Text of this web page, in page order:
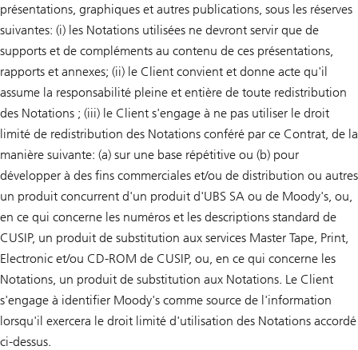
présentations, graphiques et autres publications, sous les réserves
suivantes: (i) les Notations utilisées ne devront servir que de
supports et de compléments au contenu de ces présentations,
rapports et annexes; (ii) le Client convient et donne acte qu'il
assume la responsabilité pleine et entière de toute redistribution
des Notations ; (iii) le Client s'engage à ne pas utiliser le droit
limité de redistribution des Notations conféré par ce Contrat, de la
manière suivante: (a) sur une base répétitive ou (b) pour
développer à des fins commerciales et/ou de distribution ou autres
un produit concurrent d'un produit d'UBS SA ou de Moody's, ou,
en ce qui concerne les numéros et les descriptions standard de
CUSIP, un produit de substitution aux services Master Tape, Print,
Electronic et/ou CD-ROM de CUSIP, ou, en ce qui concerne les
Notations, un produit de substitution aux Notations. Le Client
s'engage à identifier Moody's comme source de l'information
lorsqu'il exercera le droit limité d'utilisation des Notations accordé
ci-dessus.